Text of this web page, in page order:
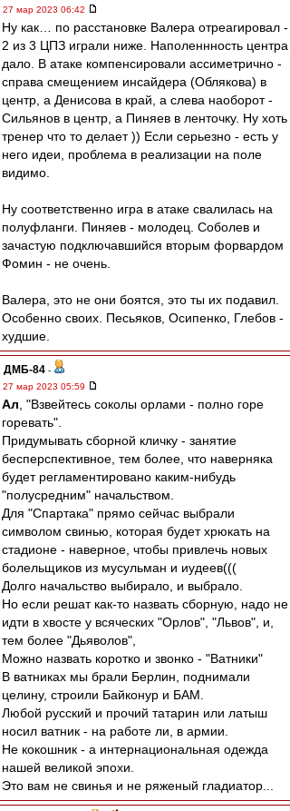
27 мар 2023 06:42
Ну как… по расстановке Валера отреагировал -
2 из 3 ЦПЗ играли ниже. Наполеннность центра
дало. В атаке компенсировали ассиметрично -
справа смещением инсайдера (Облякова) в
центр, а Денисова в край, а слева наоборот -
Сильянов в центр, а Пиняев в ленточку. Ну хоть
тренер что то делает )) Если серьезно - есть у
него идеи, проблема в реализации на поле
видимо.
Ну соответственно игра в атаке свалилась на
полуфланги. Пиняев - молодец. Соболев и
зачастую подключавшийся вторым форвардом
Фомин - не очень.
Валера, это не они боятся, это ты их подавил.
Особенно своих. Песьяков, Осипенко, Глебов -
худшие.
ДМБ-84 -
27 мар 2023 05:59
Ал , "Взвейтесь соколы орлами - полно горе
горевать".
Придумывать сборной кличку - занятие
бесперспективное, тем более, что наверняка
будет регламентировано каким-нибудь
"полусредним" начальством.
Для "Спартака" прямо сейчас выбрали
символом свинью, которая будет хрюкать на
стадионе - наверное, чтобы привлечь новых
болельщиков из мусульман и иудеев(((
Долго начальство выбирало, и выбрало.
Но если решат как-то назвать сборную, надо не
идти в хвосте у всяческих "Орлов", "Львов", и,
тем более "Дьяволов",
Можно назвать коротко и звонко - "Ватники"
В ватниках мы брали Берлин, поднимали
целину, строили Байконур и БАМ.
Любой русский и прочий татарин или латыш
носил ватник - на работе ли, в армии.
Не кокошник - а интернациональная одежда
нашей великой эпохи.
Это вам не свинья и не ряженый гладиатор...